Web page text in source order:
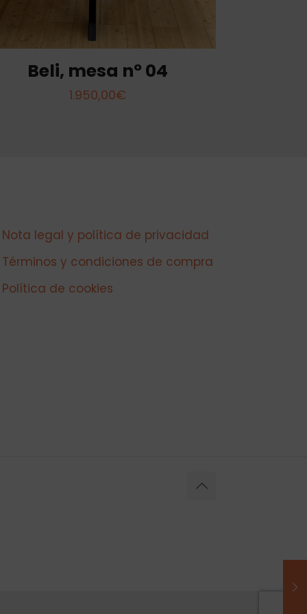
Beli, mesa nº 04
1.950,00€
Nota legal y política de privacidad
Términos y condiciones de compra
Política de cookies